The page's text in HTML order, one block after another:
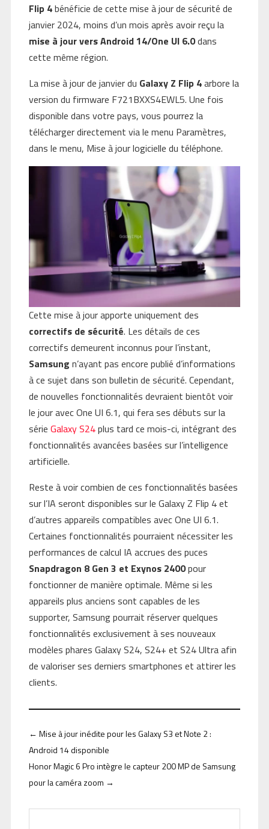
Flip 4bénéficie de cette mise à jour de sécurité de
janvier 2024, moins d’un mois après avoir reçu la
mise à jour vers Android 14/One UI 6.0dans
cette même région.
La mise à jour de janvier du Galaxy Z Flip 4arbore la
version du firmware F721BXXS4EWL5. Une fois
disponible dans votre pays, vous pourrez la
télécharger directement via le menu Paramètres,
dans le menu, Mise à jour logicielle du téléphone.
Cette mise à jour apporte uniquement des
correctifs de sécurité. Les détails de ces
correctifs demeurent inconnus pour l’instant,
Samsung n’ayant pas encore publié d’informations
à ce sujet dans son bulletin de sécurité. Cependant,
de nouvelles fonctionnalités devraient bientôt voir
le jour avec One UI 6.1, qui fera ses débuts sur la
série Galaxy S24plus tard ce mois-ci, intégrant des
fonctionnalités avancées basées sur l’intelligence
artificielle.
Reste à voir combien de ces fonctionnalités basées
sur l’IA seront disponibles sur le Galaxy Z Flip 4 et
d’autres appareils compatibles avec One UI 6.1.
Certaines fonctionnalités pourraient nécessiter les
performances de calcul IA accrues des puces
Snapdragon 8 Gen 3 et Exynos 2400pour
fonctionner de manière optimale. Même si les
appareils plus anciens sont capables de les
supporter, Samsung pourrait réserver quelques
fonctionnalités exclusivement à ses nouveaux
modèles phares Galaxy S24, S24+ et S24 Ultra afin
de valoriser ses derniers smartphones et attirer les
clients.
← Mise à jour inédite pour les Galaxy S3 et Note 2 :
Android 14 disponible
Honor Magic 6 Pro intègre le capteur 200 MP de Samsung
pour la caméra zoom →